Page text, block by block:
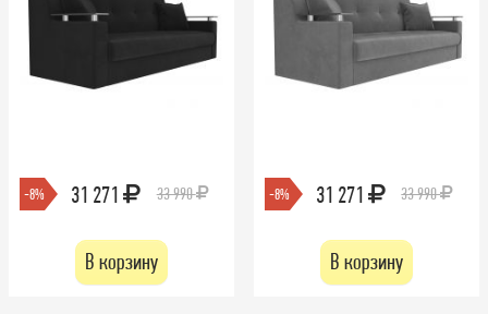
-8% 31 271 33 990
В корзину
-8% 31 271 33 990
В корзину